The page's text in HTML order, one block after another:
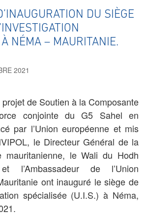
DU SIÈGE
NÉMA – MAURITANIE.
2021
de Soutien à la Composante
conjointe du G5 Sahel en
par l’Union européenne et mis
le Directeur Général de la
mauritanienne, le Wali du Hodh
l’Ambassadeur de l’Union
ont inauguré le siège de
spécialisée (U.I.S.) à Néma,